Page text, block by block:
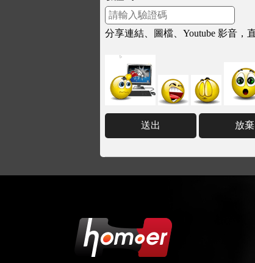
分享連結、圖檔、Youtube 影音，
送出 放棄